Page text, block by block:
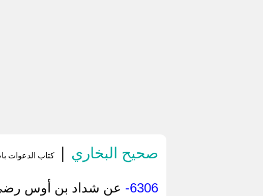
صحيح البخاري | كتاب الدعوات
6306-
‌عن شداد بن أوس رضي